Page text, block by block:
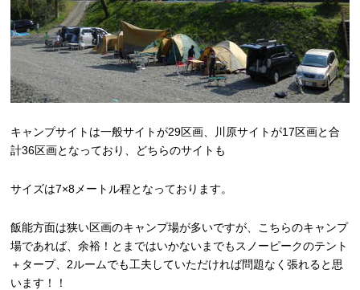
キャンプサイトは一般サイトが29区画、川原サイトが17区画と合
計36区画となっており、どちらのサイトも
サイズは7×8メートル程となっております。
飯能方面は狭い区画のキャンプ場が多いですが、こちらのキャンプ
場であれば、余裕！とまではいかないまでもスノーピークのテント
＋タープ、2ルームでも工夫していただければ問題なく張れると思
います！！